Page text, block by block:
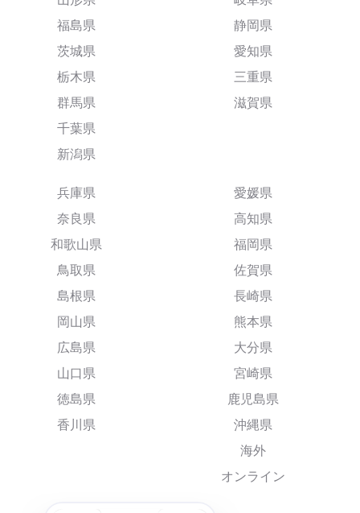
福島県
茨城県
栃木県
群馬県
千葉県
新潟県
静岡県
愛知県
三重県
滋賀県
兵庫県
奈良県
和歌山県
鳥取県
島根県
岡山県
広島県
山口県
徳島県
香川県
愛媛県
高知県
福岡県
佐賀県
長崎県
熊本県
大分県
宮崎県
鹿児島県
沖縄県
海外
オンライン